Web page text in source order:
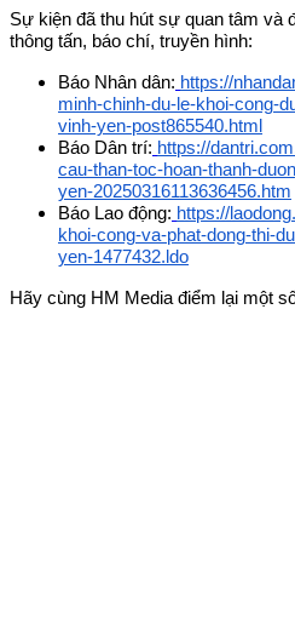
Sự kiện đã thu hút sự quan tâm và
thông tấn, báo chí, truyền hình:
Báo Nhân dân: https://
minh-chinh-du-le-khoi-cong-
vinh-yen-post865540.html
Báo Dân trí: https://
cau-than-toc-hoan-thanh-
yen-20250316113636456.htm
Báo Lao động: https://
khoi-cong-va-phat-dong-thi-
yen-1477432.ldo
Hãy cùng HM Media điểm lại một